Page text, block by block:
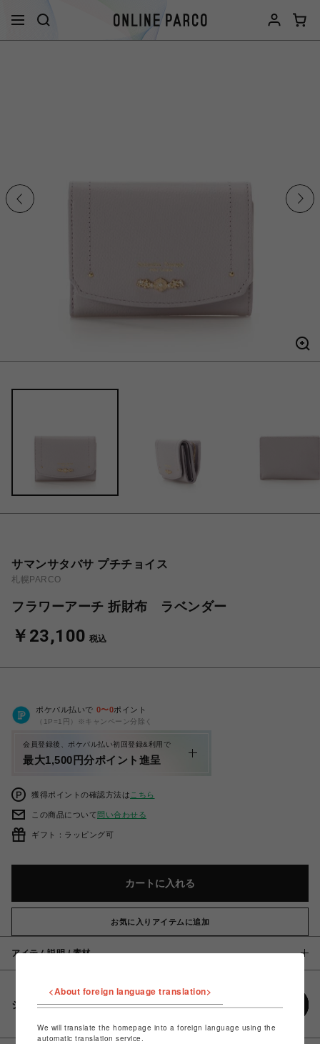
サマンサタバサ プチチョイス
札幌PARCO
フラワーアーチ 折財布 ラベンダー
￥23,100 税込
ポケパル払いで 0〜0ポイント
（1P=1円）※キャンペーン分除く
会員登録後、ポケパル払い初回登録&利用で
最大1,500円分ポイント進呈
獲得ポイントの確認方法は こちら
この商品について問い合わせる
ギフト：ラッピング可
カートに入れる
お気に入りアイテムに追加
アイテム説明 / 素材
シェアする
<About foreign language translation>
We will translate the homepage into a foreign language using the
automatic translation service.